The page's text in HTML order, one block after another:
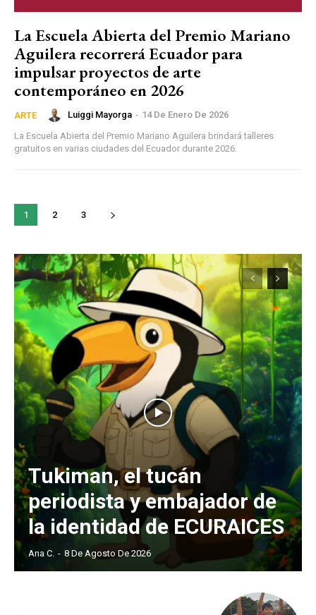
La Escuela Abierta del Premio Mariano
Aguilera recorrerá Ecuador para
impulsar proyectos de arte
contemporáneo en 2026
ARTE Luiggi Mayorga - 14 De Enero De 2026
La Escuela Abierta del Premio Mariano Aguilera brindará talleres
gratuitos en varias ciudades del Ecuador durante 2026.
1 2 3
Tukiman, el tucán
periodista y embajador de
la identidad de ECURAICES
Ana C. - 8 De Agosto De 2026